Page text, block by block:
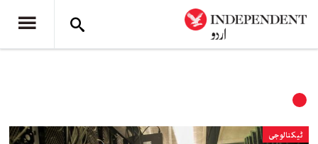
ٹیکنالوجی